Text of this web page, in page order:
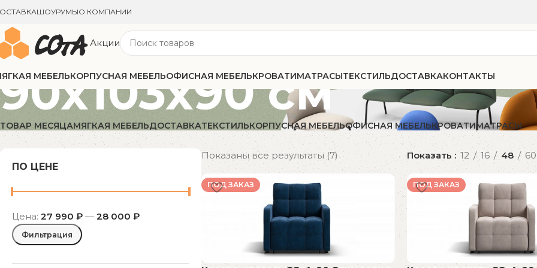
ШОУРУМЫО КОМПАНИИ
Акции
МЕБЕЛЬКОРПУСНАЯ МЕБЕЛЬОФИСНАЯ МЕБЕЛЬКРОВАТИМАТРАСЫТЕКСТИЛЬДОСТАВКАКОНТАКТЫ
90x103x90 см
ТОВАР МЕСЯЦАМЯГКАЯ МЕБЕЛЬДОСТАВКАТЕКСТИЛЬКОРПУСНАЯ МЕБЕЛЬОФИСНАЯ МЕБЕЛЬКРОВАТИМАТРАСЫ
ПО ЦЕНЕ
Фильтрация
Цена: 27 990 ₽ — 28 000 ₽
Показаны все результаты (7) Показать 12 16 48 60
ПОД ЗАКАЗ ПОД ЗАКАЗ